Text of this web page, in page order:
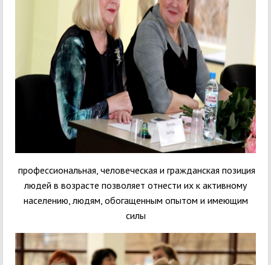
профессиональная, человеческая и гражданская позиция
людей в возрасте позволяет отнести их к активному
населению, людям, обогащенным опытом и имеющим
силы